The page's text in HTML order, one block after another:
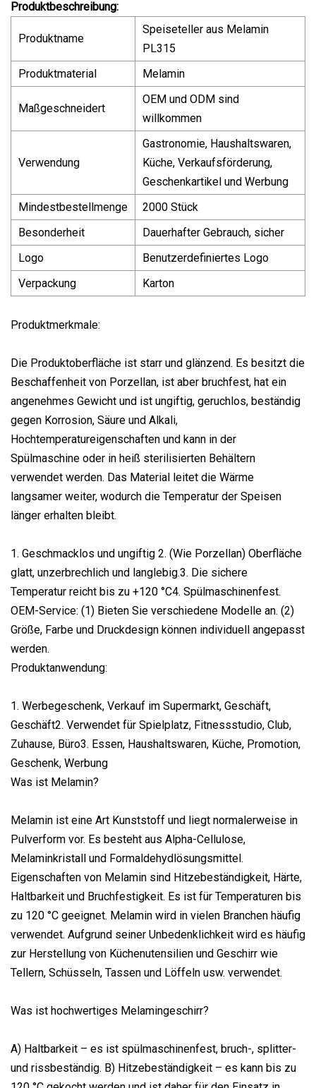
Produktbeschreibung:
Produktname
Speiseteller aus Melamin
PL315
Produktmaterial
Melamin
Maßgeschneidert
OEM und ODM sind
willkommen
Verwendung
Gastronomie, Haushaltswaren,
Küche, Verkaufsförderung,
Geschenkartikel und Werbung
Mindestbestellmenge
2000 Stück
Besonderheit
Dauerhafter Gebrauch, sicher
Logo
Benutzerdefiniertes Logo
Verpackung
Karton
Produktmerkmale:
Die Produktoberfläche ist starr und glänzend. Es besitzt die
Beschaffenheit von Porzellan, ist aber bruchfest, hat ein
angenehmes Gewicht und ist ungiftig, geruchlos, beständig
gegen Korrosion, Säure und Alkali,
Hochtemperatureigenschaften und kann in der
Spülmaschine oder in heiß sterilisierten Behältern
verwendet werden. Das Material leitet die Wärme
langsamer weiter, wodurch die Temperatur der Speisen
länger erhalten bleibt.
1. Geschmacklos und ungiftig 2. (Wie Porzellan) Oberfläche
glatt, unzerbrechlich und langlebig.3. Die sichere
Temperatur reicht bis zu +120 °C4. Spülmaschinenfest.
OEM-Service: (1) Bieten Sie verschiedene Modelle an. (2)
Größe, Farbe und Druckdesign können individuell angepasst
werden.
Produktanwendung:
1. Werbegeschenk, Verkauf im Supermarkt, Geschäft,
Geschäft2. Verwendet für Spielplatz, Fitnessstudio, Club,
Zuhause, Büro3. Essen, Haushaltswaren, Küche, Promotion,
Geschenk, Werbung
Was ist Melamin?
Melamin ist eine Art Kunststoff und liegt normalerweise in
Pulverform vor. Es besteht aus Alpha-Cellulose,
Melaminkristall und Formaldehydlösungsmittel.
Eigenschaften von Melamin sind Hitzebeständigkeit, Härte,
Haltbarkeit und Bruchfestigkeit. Es ist für Temperaturen bis
zu 120 °C geeignet. Melamin wird in vielen Branchen häufig
verwendet. Aufgrund seiner Unbedenklichkeit wird es häufig
zur Herstellung von Küchenutensilien und Geschirr wie
Tellern, Schüsseln, Tassen und Löffeln usw. verwendet.
Was ist hochwertiges Melamingeschirr?
A) Haltbarkeit – es ist spülmaschinenfest, bruch-, splitter-
und rissbeständig. B) Hitzebeständigkeit – es kann bis zu